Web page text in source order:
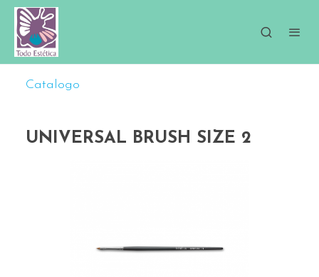
Catalogo
UNIVERSAL BRUSH SIZE 2